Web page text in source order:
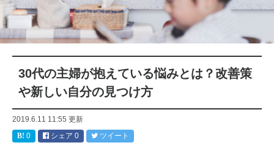
30代の主婦が抱えている悩みとは？改善策
や新しい自分の見つけ方
2019.6.11 11:55 更新
0
シェア 0 ツイート